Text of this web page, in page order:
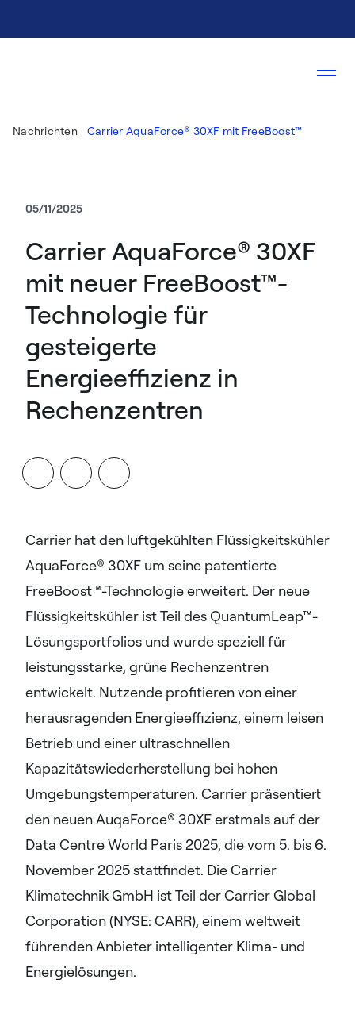
Nachrichten Carrier AquaForce® 30XF mit FreeBoost™
05/11/2025
Carrier AquaForce® 30XF
mit neuer FreeBoost™-
Technologie für
gesteigerte
Energieeffizienz in
Rechenzentren
Carrier hat den luftgekühlten Flüssigkeitskühler
AquaForce® 30XF um seine patentierte
FreeBoost™-Technologie erweitert. Der neue
Flüssigkeitskühler ist Teil des QuantumLeap™-
Lösungsportfolios und wurde speziell für
leistungsstarke, grüne Rechenzentren
entwickelt. Nutzende profitieren von einer
herausragenden Energieeffizienz, einem leisen
Betrieb und einer ultraschnellen
Kapazitätswiederherstellung bei hohen
Umgebungstemperaturen. Carrier präsentiert
den neuen AuqaForce® 30XF erstmals auf der
Data Centre World Paris 2025, die vom 5. bis 6.
November 2025 stattfindet. Die Carrier
Klimatechnik GmbH ist Teil der Carrier Global
Corporation (NYSE: CARR), einem weltweit
führenden Anbieter intelligenter Klima- und
Energielösungen.